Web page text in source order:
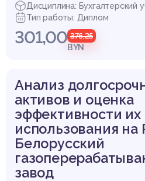
Дисциплина: Бухгалтерский
Тип работы: Диплом
301,00 376,25
BYN
Анализ
активов и оценка
эффективности их
использования на
Белорусский
завод